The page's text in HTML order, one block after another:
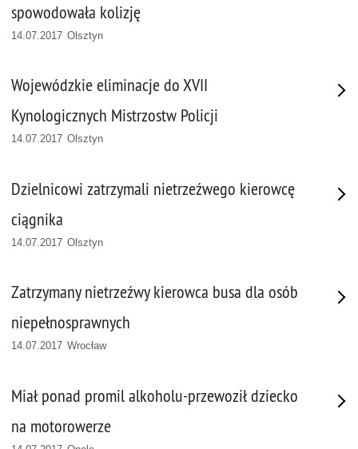
spowodowała kolizję
14.07.2017 Olsztyn
Wojewódzkie eliminacje do XVII
Kynologicznych Mistrzostw Policji
14.07.2017 Olsztyn
Dzielnicowi zatrzymali nietrzeźwego kierowcę
ciągnika
14.07.2017 Olsztyn
Zatrzymany nietrzeźwy kierowca busa dla osób
niepełnosprawnych
14.07.2017 Wrocław
Miał ponad promil alkoholu-przewoził dziecko
na motorowerze